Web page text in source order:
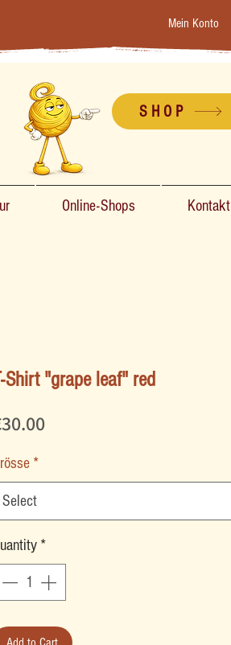
Mein Konto
SHOP
Online-Shops Kontakt
Shirt "grape leaf" red
*
Select
*